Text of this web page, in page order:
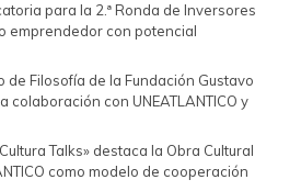
para la 2.ª Ronda de Inversores
emprendedor con potencial
de Filosofía de la Fundación Gustavo
colaboración con UNEATLANTICO y
Talks» destaca la Obra Cultural
como modelo de cooperación